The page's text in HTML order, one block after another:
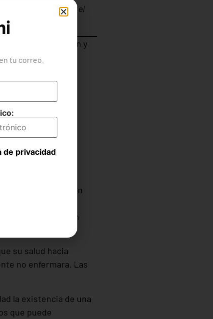
los trazos rotos por el
crisis.”
aún así ayudan y
como les afecta. En
y miles de
Habían
su salud hacia
no enfermara. Las
la existencia de una
que puede
tu correo.
de privacidad